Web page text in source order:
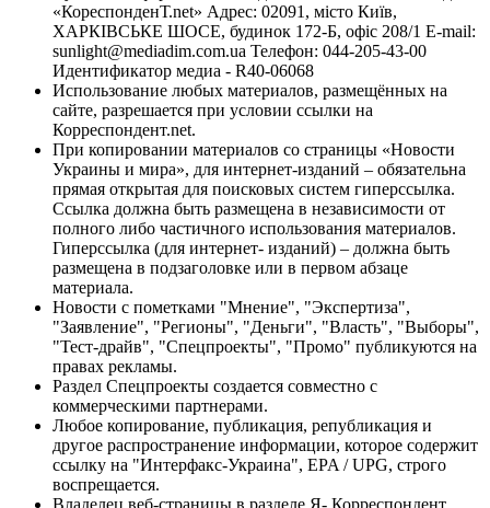
«КореспонденТ.net» Адрес: 02091, місто Київ,
ХАРКІВСЬКЕ ШОСЕ, будинок 172-Б, офіс 208/1 E-mail:
sunlight@mediadim.com.ua Телефон: 044-205-43-00
Идентификатор медиа - R40-06068
Использование любых материалов, размещённых на
сайте, разрешается при условии ссылки на
Корреспондент.net.
При копировании материалов со страницы «Новости
Украины и мира», для интернет-изданий – обязательна
прямая открытая для поисковых систем гиперссылка.
Ссылка должна быть размещена в независимости от
полного либо частичного использования материалов.
Гиперссылка (для интернет- изданий) – должна быть
размещена в подзаголовке или в первом абзаце
материала.
Новости с пометками "Мнение", "Экспертиза",
"Заявление", "Регионы", "Деньги", "Власть", "Выборы",
"Тест-драйв", "Спецпроекты", "Промо" публикуются на
правах рекламы.
Раздел Спецпроекты создается совместно с
коммерческими партнерами.
Любое копирование, публикация, републикация и
другое распространение информации, которое содержит
ссылку на "Интерфакс-Украина", EPA / UPG, строго
воспрещается.
Владелец веб-страницы в разделе Я- Корреспондент